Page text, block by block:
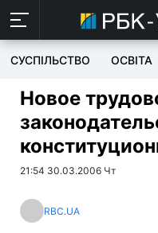
СУСПІЛЬСТВО ОСВІТА
Новое
21:54 30.03.2006 Чт
RBC.UA